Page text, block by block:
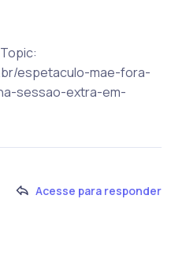
espetaculo-mae-fora-
sessao-extra-em-
Acesse para responder